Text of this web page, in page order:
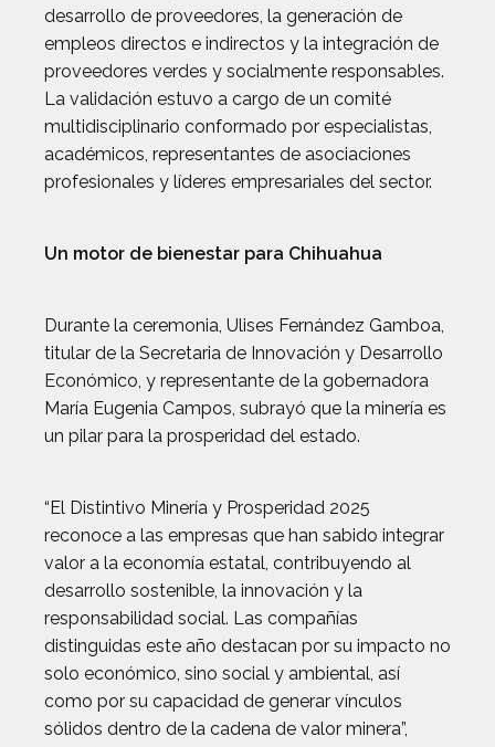
desarrollo de proveedores, la generación de
empleos directos e indirectos y la integración de
proveedores verdes y socialmente responsables.
La validación estuvo a cargo de un comité
multidisciplinario conformado por especialistas,
académicos, representantes de asociaciones
profesionales y líderes empresariales del sector.
Un motor de bienestar para Chihuahua
Durante la ceremonia, Ulises Fernández Gamboa,
titular de la Secretaria de Innovación y Desarrollo
Económico, y representante de la gobernadora
María Eugenia Campos, subrayó que la minería es
un pilar para la prosperidad del estado.
“El Distintivo Minería y Prosperidad 2025
reconoce a las empresas que han sabido integrar
valor a la economía estatal, contribuyendo al
desarrollo sostenible, la innovación y la
responsabilidad social. Las compañías
distinguidas este año destacan por su impacto no
solo económico, sino social y ambiental, así
como por su capacidad de generar vínculos
sólidos dentro de la cadena de valor minera”,